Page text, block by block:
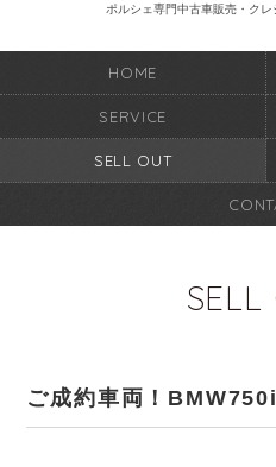
ポルシェ専門中古車販売・ク
HOME
SERVICE
SELL OUT
ご成約車両！BMW750i